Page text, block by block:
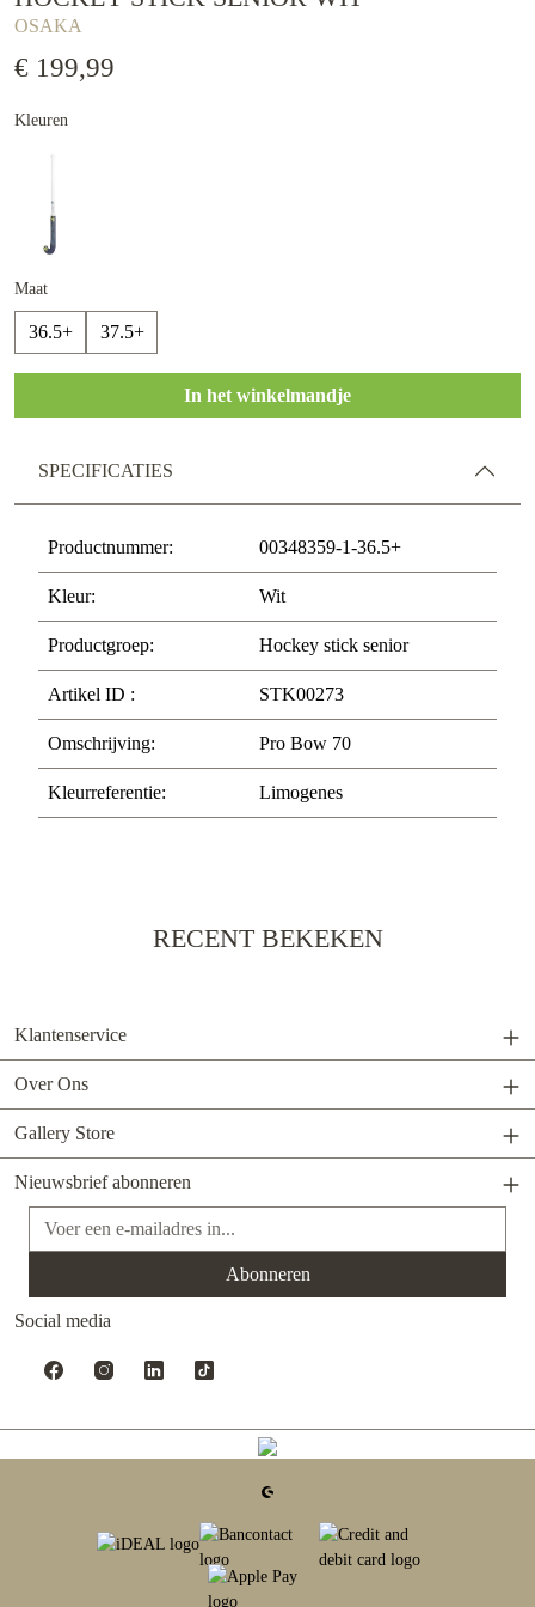
OSAKA
€ 199,99
Kleuren
Maat
36.5+ 37.5+
In het winkelmandje
SPECIFICATIES
Productnummer: 00348359-1-36.5+
Kleur: Wit
Productgroep: Hockey stick senior
Artikel ID : STK00273
Omschrijving: Pro Bow 70
Kleurreferentie: Limogenes
RECENT BEKEKEN
Klantenservice
Over Ons
Gallery Store
Nieuwsbrief abonneren
E-mailadres*
Abonneren
Social media